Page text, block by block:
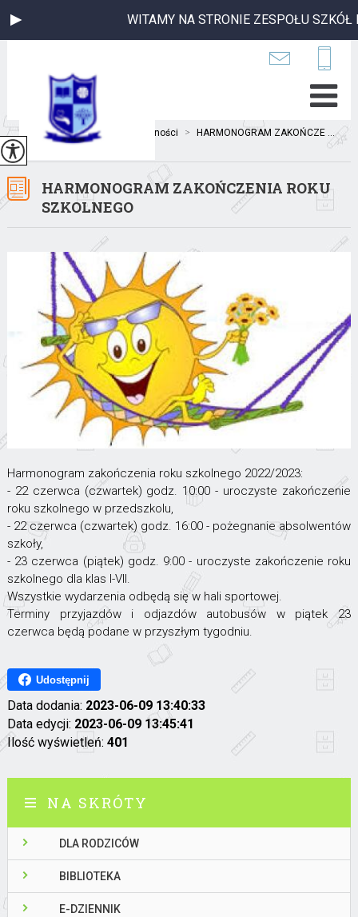
WITAMY NA STRONIE ZESPOŁU SZKÓŁ
Jesteś tutaj:Home Aktualności > HARMONOGRAM ZAKOŃCZE ...
HARMONOGRAM ZAKOŃCZENIA ROKU
SZKOLNEGO
Harmonogram zakończenia roku szkolnego 2022/2023:
- 22 czerwca (czwartek) godz. 10:00 - uroczyste zakończenie
roku szkolnego w przedszkolu,
- 22 czerwca (czwartek) godz. 16:00 - pożegnanie absolwentów
szkoły,
- 23 czerwca (piątek) godz. 9:00 - uroczyste zakończenie roku
szkolnego dla klas I-VII.
Wszystkie wydarzenia odbędą się w hali sportowej.
Terminy przyjazdów i odjazdów autobusów w piątek 23
czerwca będą podane w przyszłym tygodniu.
Udostępnij
Data dodania: 2023-06-09 13:40:33
Data edycji: 2023-06-09 13:45:41
Ilość wyświetleń: 401
NA SKRÓTY
DLA RODZICÓW
BIBLIOTEKA
E-DZIENNIK